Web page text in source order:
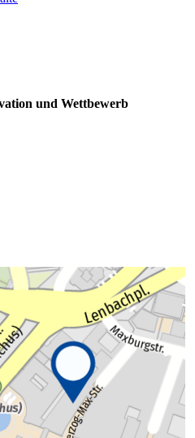
und Wettbewerb